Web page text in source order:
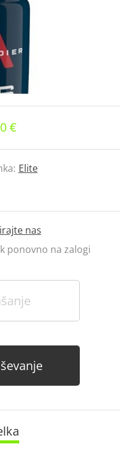
€
Elite
nas
ponovno na zalogi